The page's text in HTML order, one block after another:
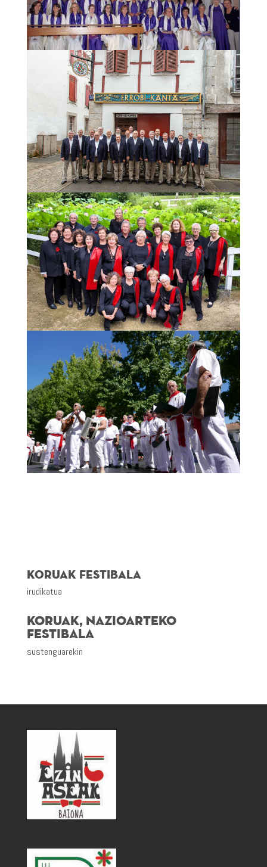
KORUAK Festibala
irudikatua
KORUAK, NAZIOARTEKO
FESTIBALA
sustenguarekin